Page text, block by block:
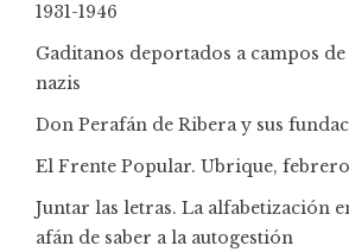
1931-1946
Gaditanos deportados a campos
nazis
Don Perafán de Ribera y sus
El Frente Popular. Ubrique,
Juntar las letras. La alfabetización
afán de saber a la autogestión